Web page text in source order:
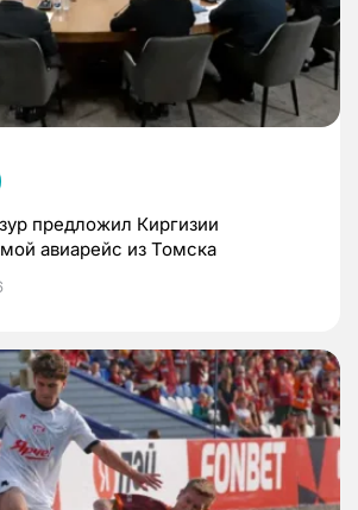
предложил Киргизии
авиарейс из Томска